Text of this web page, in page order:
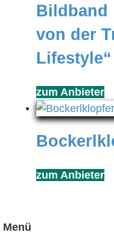
Bildband
von der
Lifestyle“
zum Anbieter
zum Anbieter
Menü